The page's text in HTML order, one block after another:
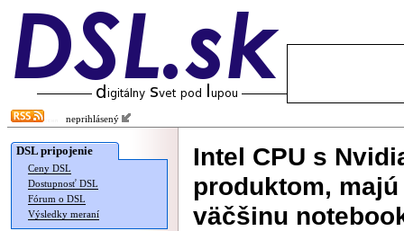
neprihlásený
DSL pripojenie
Ceny DSL
Dostupnosť DSL
Fórum o DSL
Výsledky meraní
Intel CPU s
produktom,
väčšinu